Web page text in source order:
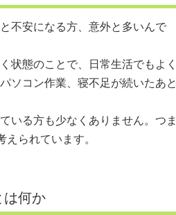
不安になる方、意外と多いんで
状態のことで、日常生活でもよく
ソコン作業、寝不足が続いたあと
いる方も少なくありません。つま
られています。
は何か